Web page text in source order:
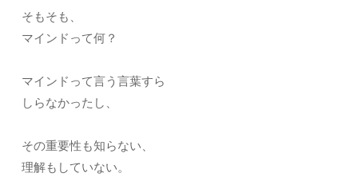
そもそも、
マインドって何？
マインドって言う言葉すら
しらなかったし、
その重要性も知らない、
理解もしていない。